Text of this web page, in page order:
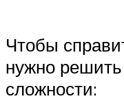
Чтобы
нужно
сложности: